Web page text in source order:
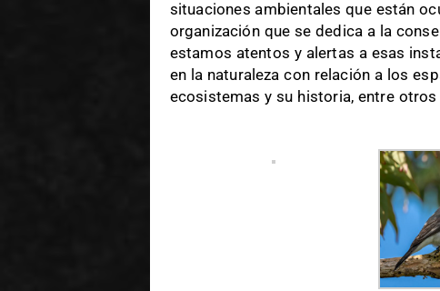
situaciones ambientales que están
organización que se dedica a la
estamos atentos y alertas a esas
en la naturaleza con relación a los
ecosistemas y su historia, entre otros